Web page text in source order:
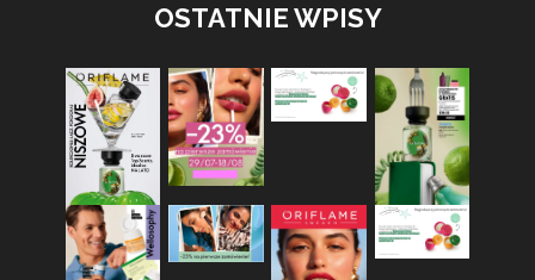
OSTATNIE WPISY